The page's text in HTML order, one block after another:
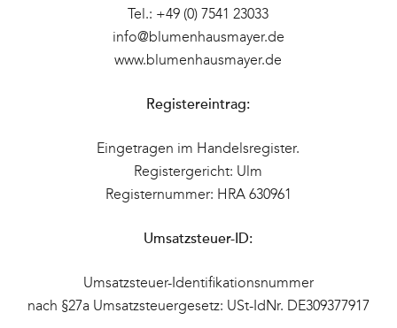
Tel.: +49 (0) 7541 23033
info@blumenhausmayer.de
www.blumenhausmayer.de
Registereintrag:
Eingetragen im Handelsregister.
Registergericht: Ulm
Registernummer: HRA 630961
Umsatzsteuer-ID:
Umsatzsteuer-Identifikationsnummer
nach §27a Umsatzsteuergesetz: USt-IdNr. DE309377917